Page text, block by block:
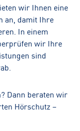
wir Ihnen eine
an, damit Ihre
In einem
wir Ihre
sind
Dann beraten wir
Hörschutz –